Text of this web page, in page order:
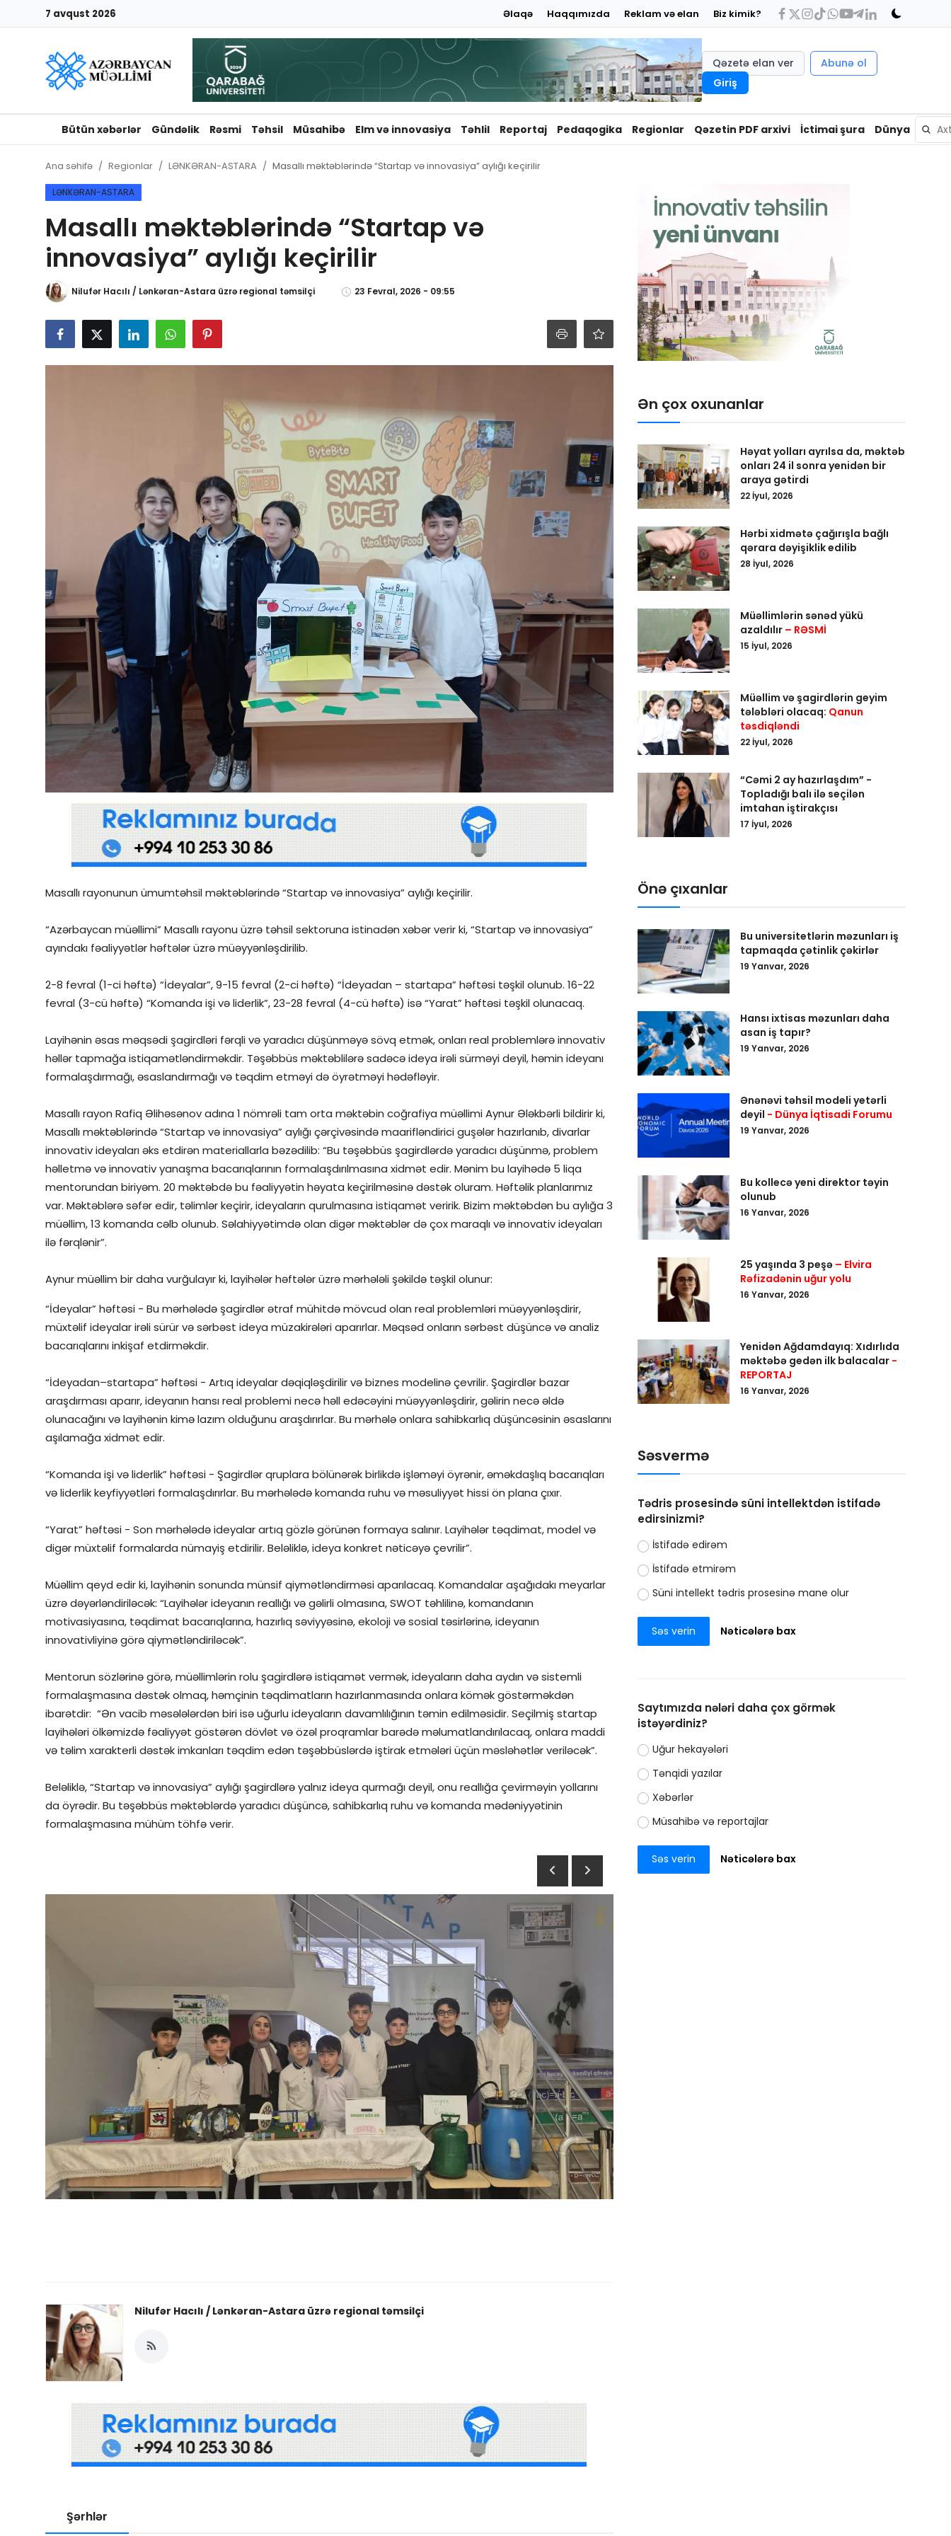
7 avqust 2026 Əlaqə Haqqımızda Reklam və elan Biz kimik?
Qəzetə elan ver
Abunə ol
Giriş
Bütün xəbərlər Gündəlik Rəsmi Təhsil Müsahibə Elm və innovasiya Təhlil Reportaj Pedaqogika Regionlar Qəzetin PDF arxivi İctimai şura Dünya
Giriş
Qeydiyyat
Qəzetə elan ver
Haqqımızda
Reklam və elan
Biz kimik?
Bütün xəbərlər
Gündəlik
Pedaqogika
Regionlar
Qəzetin PDF arxivi
İctimai şura
Dünya
Ana səhifə Regionlar LƏNKƏRAN-ASTARA Masallı məktəblərində “Startap və innovasiya” aylığı keçirilir
LƏNKƏRAN-ASTARA
Masallı məktəblərində “Startap və
innovasiya” aylığı keçirilir
Nilufər Hacılı / Lənkəran-Astara üzrə regional təmsilçi 23 Fevral, 2026 - 09:55
Masallı rayonunun ümumtəhsil məktəblərində “Startap və innovasiya” aylığı keçirilir.
“Azərbaycan müəllimi” Masallı rayonu üzrə təhsil sektoruna istinadən xəbər verir ki, “Startap və innovasiya”
ayındakı fəaliyyətlər həftələr üzrə müəyyənləşdirilib.
2-8 fevral (1-ci həftə) “İdeyalar”, 9-15 fevral (2-ci həftə) “İdeyadan – startapa” həftəsi təşkil olunub. 16-22
fevral (3-cü həftə) “Komanda işi və liderlik”, 23-28 fevral (4-cü həftə) isə “Yarat” həftəsi təşkil olunacaq.
Layihənin əsas məqsədi şagirdləri fərqli və yaradıcı düşünməyə sövq etmək, onları real problemlərə innovativ
həllər tapmağa istiqamətləndirməkdir. Təşəbbüs məktəblilərə sadəcə ideya irəli sürməyi deyil, həmin ideyanı
formalaşdırmağı, əsaslandırmağı və təqdim etməyi də öyrətməyi hədəfləyir.
Masallı rayon Rafiq Əlihəsənov adına 1 nömrəli tam orta məktəbin coğrafiya müəllimi Aynur Ələkbərli bildirir ki,
Masallı məktəblərində “Startap və innovasiya” aylığı çərçivəsində maarifləndirici guşələr hazırlanıb, divarlar
innovativ ideyaları əks etdirən materiallarla bəzədilib: “Bu təşəbbüs şagirdlərdə yaradıcı düşünmə, problem
həlletmə və innovativ yanaşma bacarıqlarının formalaşdırılmasına xidmət edir. Mənim bu layihədə 5 liqa
mentorundan biriyəm. 20 məktəbdə bu fəaliyyətin həyata keçirilməsinə dəstək oluram. Həftəlik planlarımız
var. Məktəblərə səfər edir, təlimlər keçirir, ideyaların qurulmasına istiqamət veririk. Bizim məktəbdən bu aylığa 3
müəllim, 13 komanda cəlb olunub. Səlahiyyətimdə olan digər məktəblər də çox maraqlı və innovativ ideyaları
ilə fərqlənir”.
Aynur müəllim bir daha vurğulayır ki, layihələr həftələr üzrə mərhələli şəkildə təşkil olunur:
“İdeyalar” həftəsi - Bu mərhələdə şagirdlər ətraf mühitdə mövcud olan real problemləri müəyyənləşdirir,
müxtəlif ideyalar irəli sürür və sərbəst ideya müzakirələri aparırlar. Məqsəd onların sərbəst düşüncə və analiz
bacarıqlarını inkişaf etdirməkdir.
“İdeyadan–startapa” həftəsi - Artıq ideyalar dəqiqləşdirilir və biznes modelinə çevrilir. Şagirdlər bazar
araşdırması aparır, ideyanın hansı real problemi necə həll edəcəyini müəyyənləşdirir, gəlirin necə əldə
olunacağını və layihənin kimə lazım olduğunu araşdırırlar. Bu mərhələ onlara sahibkarlıq düşüncəsinin əsaslarını
aşılamağa xidmət edir.
“Komanda işi və liderlik” həftəsi - Şagirdlər qruplara bölünərək birlikdə işləməyi öyrənir, əməkdaşlıq bacarıqları
və liderlik keyfiyyətləri formalaşdırırlar. Bu mərhələdə komanda ruhu və məsuliyyət hissi ön plana çıxır.
“Yarat” həftəsi - Son mərhələdə ideyalar artıq gözlə görünən formaya salınır. Layihələr təqdimat, model və
digər müxtəlif formalarda nümayiş etdirilir. Beləliklə, ideya konkret nəticəyə çevrilir”.
Müəllim qeyd edir ki, layihənin sonunda münsif qiymətləndirməsi aparılacaq. Komandalar aşağıdakı meyarlar
üzrə dəyərləndiriləcək: “Layihələr ideyanın reallığı və gəlirli olmasına, SWOT təhlilinə, komandanın
motivasiyasına, təqdimat bacarıqlarına, hazırlıq səviyyəsinə, ekoloji və sosial təsirlərinə, ideyanın
innovativliyinə görə qiymətləndiriləcək”.
Mentorun sözlərinə görə, müəllimlərin rolu şagirdlərə istiqamət vermək, ideyaların daha aydın və sistemli
formalaşmasına dəstək olmaq, həmçinin təqdimatların hazırlanmasında onlara kömək göstərməkdən
ibarətdir: “Ən vacib məsələlərdən biri isə uğurlu ideyaların davamlılığının təmin edilməsidir. Seçilmiş startap
layihələri ölkəmizdə fəaliyyət göstərən dövlət və özəl proqramlar barədə məlumatlandırılacaq, onlara maddi
və təlim xarakterli dəstək imkanları təqdim edən təşəbbüslərdə iştirak etmələri üçün məsləhətlər veriləcək”.
Beləliklə, “Startap və innovasiya” aylığı şagirdlərə yalnız ideya qurmağı deyil, onu reallığa çevirməyin yollarını
da öyrədir. Bu təşəbbüs məktəblərdə yaradıcı düşüncə, sahibkarlıq ruhu və komanda mədəniyyətinin
formalaşmasına mühüm töhfə verir.
Nilufər Hacılı / Lənkəran-Astara üzrə regional təmsilçi
Şərhlər
Ən çox oxunanlar
Həyat yolları ayrılsa da, məktəb
onları 24 il sonra yenidən bir
araya gətirdi
22 İyul, 2026
Hərbi xidmətə çağırışla bağlı
qərara dəyişiklik edilib
28 İyul, 2026
Müəllimlərin sənəd yükü
azaldılır – RƏSMİ
15 İyul, 2026
Müəllim və şagirdlərin geyim
tələbləri olacaq: Qanun
təsdiqləndi
22 İyul, 2026
“Cəmi 2 ay hazırlaşdım” -
Topladığı balı ilə seçilən
imtahan iştirakçısı
17 İyul, 2026
Önə çıxanlar
Bu universitetlərin məzunları iş
tapmaqda çətinlik çəkirlər
19 Yanvar, 2026
Hansı ixtisas məzunları daha
asan iş tapır?
19 Yanvar, 2026
Ənənəvi təhsil modeli yetərli
deyil - Dünya İqtisadi Forumu
19 Yanvar, 2026
Bu kollecə yeni direktor təyin
olunub
16 Yanvar, 2026
25 yaşında 3 peşə – Elvira
Rəfizadənin uğur yolu
16 Yanvar, 2026
Yenidən Ağdamdayıq: Xıdırlıda
məktəbə gedən ilk balacalar -
REPORTAJ
16 Yanvar, 2026
Səsvermə
Tədris prosesində süni intellektdən istifadə
edirsinizmi?
İstifadə edirəm
İstifadə etmirəm
Süni intellekt tədris prosesinə mane olur
Səs verin Nəticələrə bax
Saytımızda nələri daha çox görmək
istəyərdiniz?
Uğur hekayələri
Tənqidi yazılar
Xəbərlər
Müsahibə və reportajlar
Səs verin Nəticələrə bax